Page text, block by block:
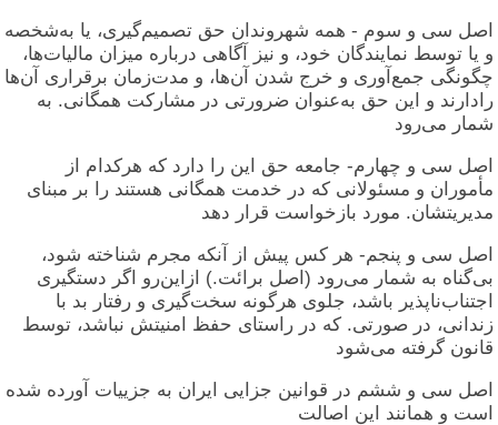
اصل سی و سوم - همه شهروندان حق تصمیم‌گیری، یا به‌شخصه
و یا توسط نمایندگان خود، و نیز آگاهی درباره میزان مالیات‌ها،
چگونگی جمع‌آوری و خرج شدن آن‌ها، و مدت‌زمان برقراری آن‌ها
رادارند و این حق به‌عنوان ضرورتی در مشارکت همگانی. به
شمار می‌رود
اصل سی و چهارم- جامعه حق این را دارد که هرکدام از
مأموران و مسئولانی که در خدمت همگانی هستند را بر مبنای
مدیریتشان. مورد بازخواست قرار دهد
اصل سی و پنجم- هر کس پیش از آنکه مجرم شناخته شود،
بی‌گناه به شمار می‌رود (اصل برائت.) ازاین‌رو اگر دستگیری
اجتناب‌ناپذیر باشد، جلوی هرگونه سخت‌گیری و رفتار بد با
زندانی، در صورتی. که در راستای حفظ امنیتش نباشد، توسط
قانون گرفته می‌شود
اصل سی و ششم در قوانین جزایی ایران به جزییات آورده شده
است و همانند این اصالت